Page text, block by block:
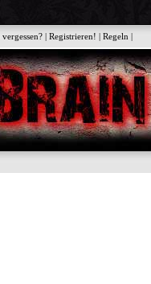
vergessen? |Registrieren! |Regeln |